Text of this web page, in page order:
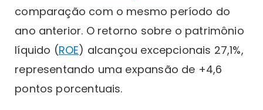
comparação com o mesmo período do
ano anterior. O retorno sobre o patrimônio
líquido (ROE) alcançou excepcionais 27,1%,
representando uma expansão de +4,6
pontos porcentuais.